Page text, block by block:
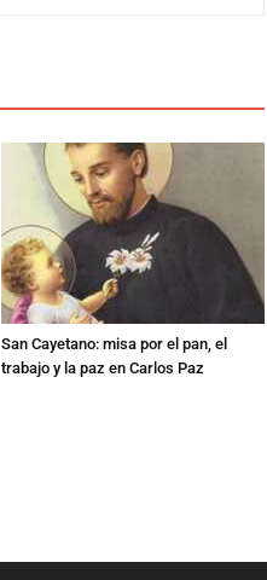
San Cayetano: misa por el pan, el
trabajo y la paz en Carlos Paz